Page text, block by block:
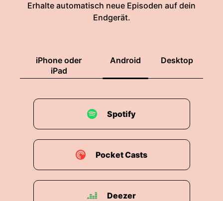
Erhalte automatisch neue Episoden auf dein
Endgerät.
iPhone oder
iPad
Android Desktop
Spotify
Pocket Casts
Deezer